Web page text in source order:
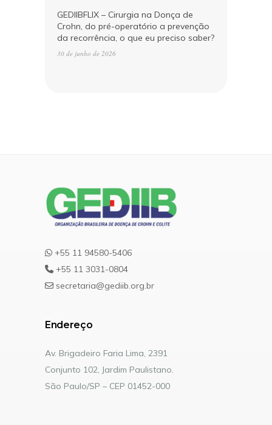
GEDIIBFLIX – Cirurgia na Donça de
Crohn, do pré-operatório a prevenção
da recorrência, o que eu preciso saber?
30 de junho de 2026
+55 11 94580-5406
+55 11 3031-0804
secretaria@gediib.org.br
Endereço
Av. Brigadeiro Faria Lima, 2391
Conjunto 102, Jardim Paulistano.
São Paulo/SP – CEP 01452-000